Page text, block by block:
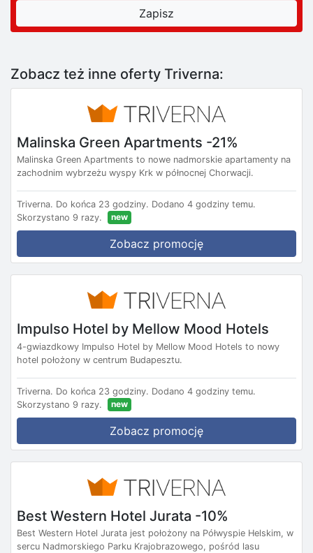
Zobacz też inne oferty Triverna:
Malinska Green Apartments -21%
Malinska Green Apartments to nowe nadmorskie apartamenty na
zachodnim wybrzeżu wyspy Krk w północnej Chorwacji.
Triverna. Do końca 23 godziny. Dodano 4 godziny temu.
Skorzystano 9 razy.
new
Zobacz promocję
Impulso Hotel by Mellow Mood Hotels
4-gwiazdkowy Impulso Hotel by Mellow Mood Hotels to nowy
hotel położony w centrum Budapesztu.
Triverna. Do końca 23 godziny. Dodano 4 godziny temu.
Skorzystano 9 razy.
new
Zobacz promocję
Best Western Hotel Jurata -10%
Best Western Hotel Jurata jest położony na Półwyspie Helskim, w
sercu Nadmorskiego Parku Krajobrazowego, pośród lasu